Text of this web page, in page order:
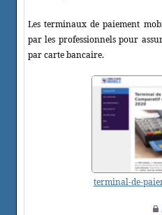
Les terminaux de paiement
par les professionnels pour
par carte bancaire.
terminal-de-